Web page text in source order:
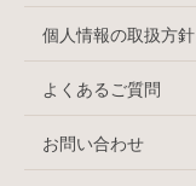
個人情報の取扱方針
よくあるご質問
お問い合わせ